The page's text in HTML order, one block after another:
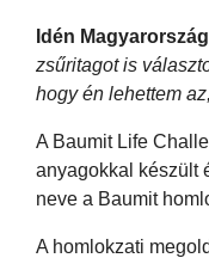
Idén Magyarország
zsűritagot is
hogy én lehettem
A Baumit Life
anyagokkal készült
neve a Baumit
A homlokzati